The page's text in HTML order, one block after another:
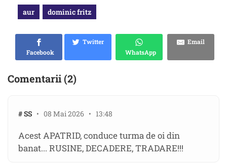
aur dominic fritz
Facebook
Twitter
WhatsApp
Email
Comentarii (2)
# SS • 08 Mai 2026 • 13:48
Acest APATRID, conduce turma de oi din
banat... RUSINE, DECADERE, TRADARE!!!